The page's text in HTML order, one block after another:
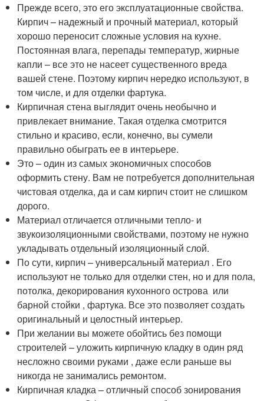
Прежде всего, это его эксплуатационные свойства.
Кирпич – надежный и прочный материал, который
хорошо переносит сложные условия на кухне.
Постоянная влага, перепады температур, жирные
капли – все это не насеет существенного вреда
вашей стене. Поэтому кирпич нередко используют, в
том числе, и для отделки фартука.
Кирпичная стена выглядит очень необычно и
привлекает внимание. Такая отделка смотрится
стильно и красиво, если, конечно, вы сумели
правильно обыграть ее в интерьере.
Это – один из самых экономичных способов
оформить стену. Вам не потребуется дополнительная
чистовая отделка, да и сам кирпич стоит не слишком
дорого.
Материал отличается отличными тепло- и
звукоизоляционными свойствами, поэтому не нужно
укладывать отдельный изоляционный слой.
По сути, кирпич – универсальный материал . Его
используют не только для отделки стен, но и для пола,
потолка, декорирования кухонного острова или
барной стойки , фартука. Все это позволяет создать
оригинальный и целостный интерьер.
При желании вы можете обойтись без помощи
строителей – уложить кирпичную кладку в один ряд
несложно своими руками , даже если раньше вы
никогда не занимались ремонтом.
Кирпичная кладка – отличный способ зонирования